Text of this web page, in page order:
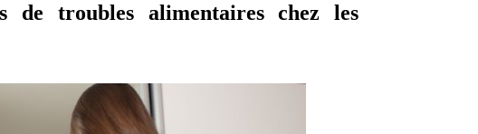
de troubles alimentaires chez les